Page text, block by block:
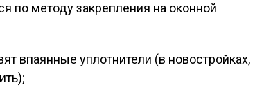
по методу закрепления на оконной
впаянные уплотнители (в новостройках,